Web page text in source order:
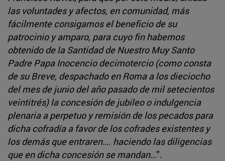
las voluntades y afectos, en comunidad, más
fácilmente consigamos el beneficio de su
patrocinio y amparo, para cuyo fin habemos
obtenido de la Santidad de Nuestro Muy Santo
Padre Papa Inocencio decimotercio (como consta
de su Breve, despachado en Roma a los dieciocho
del mes de junio del año pasado de mil setecientos
veintitrés) la concesión de jubileo o indulgencia
plenaria a perpetuo y remisión de los pecados para
dicha cofradía a favor de los cofrades existentes y
los demás que entraren…. haciendo las diligencias
que en dicha concesión se mandan…”.